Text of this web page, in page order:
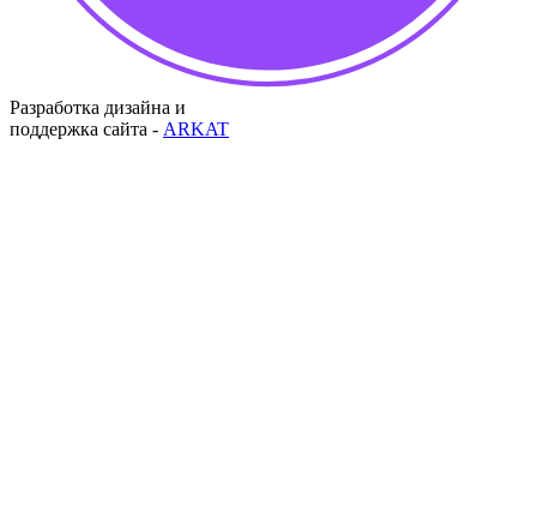
Разработка дизайна и
поддержка сайта - ARKAT